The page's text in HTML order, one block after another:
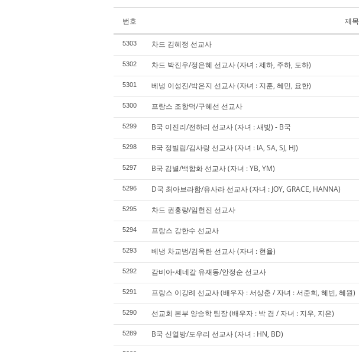
번호 제목
5303 차드 김혜정 선교사
5302 차드 박진우/정은혜 선교사 (자녀 : 제하, 주하, 도하)
5301 베냉 이성진/박은지 선교사 (자녀 : 지훈, 혜민, 요한)
5300 프랑스 조항덕/구혜선 선교사
5299 B국 이진리/전하리 선교사 (자녀 : 새빛) - B국
5298 B국 정빌립/김사랑 선교사 (자녀 : IA, SA, SJ, HJ)
5297 B국 김별/백합화 선교사 (자녀 : YB, YM)
5296 D국 최아브라함/유사라 선교사 (자녀 : JOY, GRACE, HANNA)
5295 차드 권홍량/임헌진 선교사
5294 프랑스 강한수 선교사
5293 베냉 차교범/김옥란 선교사 (자녀 : 현율)
5292 감비아⋅세네갈 유재동/안정순 선교사
5291 프랑스 이강례 선교사 (배우자 : 서상춘 / 자녀 : 서준희, 혜빈, 혜원)
5290 선교회 본부 양승학 팀장 (배우자 : 박 겸 / 자녀 : 지우, 지은)
5289 B국 신열방/도우리 선교사 (자녀 : HN, BD)